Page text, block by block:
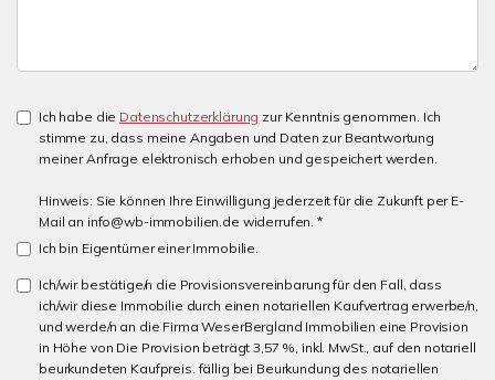
Ich habe die Datenschutzerklärung zur Kenntnis genommen. Ich
stimme zu, dass meine Angaben und Daten zur Beantwortung
meiner Anfrage elektronisch erhoben und gespeichert werden.
Hinweis: Sie können Ihre Einwilligung jederzeit für die Zukunft per E-
Mail an info@wb-immobilien.de widerrufen. *
Ich bin Eigentümer einer Immobilie.
Ich/wir bestätige/n die Provisionsvereinbarung für den Fall, dass
ich/wir diese Immobilie durch einen notariellen Kaufvertrag erwerbe/n,
und werde/n an die Firma WeserBergland Immobilien eine Provision
in Höhe von Die Provision beträgt 3,57 %, inkl. MwSt., auf den notariell
beurkundeten Kaufpreis. fällig bei Beurkundung des notariellen